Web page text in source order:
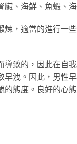
、海鮮、魚蝦、海
，適當的進行一
致的，因此在自
洩。因此，男性
的態度。良好的心